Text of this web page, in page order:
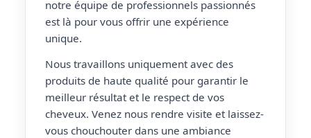
notre équipe de professionnels passionnés
est là pour vous offrir une expérience
unique.
Nous travaillons uniquement avec des
produits de haute qualité pour garantir le
meilleur résultat et le respect de vos
cheveux. Venez nous rendre visite et laissez-
vous chouchouter dans une ambiance